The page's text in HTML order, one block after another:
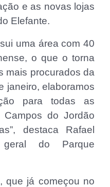
e as novas lojas
Elefante.
uma área com 40
o que o torna
mais procurados da
janeiro, elaboramos
para todas as
do Jordão
destaca Rafael
geral do Parque
que já começou no